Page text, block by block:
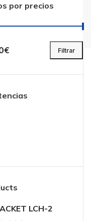
por precios
Filtrar
LCH-2